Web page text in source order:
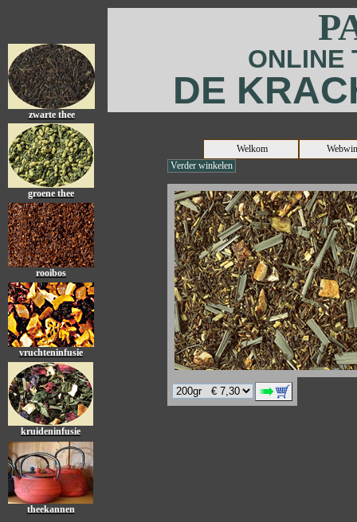
kruideninfusie
ONLINE
DE
zwarte thee
groene thee
Welkom
rooibos
vruchteninfusie
theekannen
Verder winkelen